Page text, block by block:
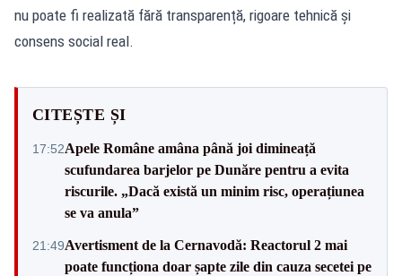
nu poate fi realizată fără transparență, rigoare tehnică și
consens social real.
CITEȘTE ȘI
17:52Apele Române amâna până joi dimineață
scufundarea barjelor pe Dunăre pentru a evita
riscurile. „Dacă există un minim risc, operațiunea
se va anula”
21:49Avertisment de la Cernavodă: Reactorul 2 mai
poate funcționa doar șapte zile din cauza secetei pe